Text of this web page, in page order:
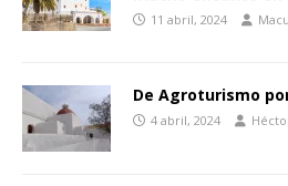
11 abril, 2024
De Agroturismo
4 abril, 2024